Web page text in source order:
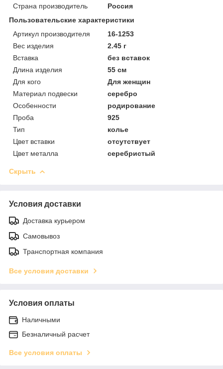
Страна производитель
Россия
Пользовательские характеристики
Артикул производителя
16-1253
Вес изделия
2.45 г
Вставка
без вставок
Длина изделия
55 см
Для кого
Для женщин
Материал подвески
серебро
Особенности
родирование
Проба
925
Тип
колье
Цвет вставки
отсутствует
Цвет металла
серебристый
Скрыть
Условия доставки
Доставка курьером
Самовывоз
Транспортная компания
Все условия доставки
Условия оплаты
Наличными
Безналичный расчет
Все условия оплаты